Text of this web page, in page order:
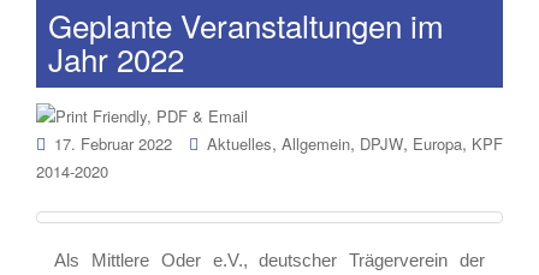
Geplante Veranstaltungen im
Jahr 2022
17. Februar 2022 Aktuelles, Allgemein, DPJW, Europa, KPF
2014-2020
Als Mittlere Oder e.V., deutscher Trägerverein der